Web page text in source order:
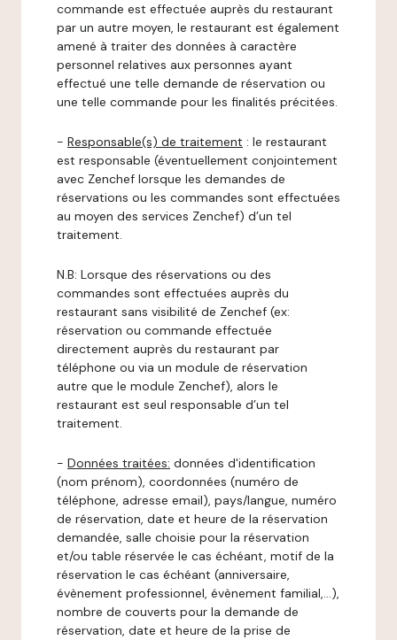
commande est effectuée auprès du restaurant
par un autre moyen, le restaurant est également
amené à traiter des données à caractère
personnel relatives aux personnes ayant
effectué une telle demande de réservation ou
une telle commande pour les finalités précitées.
- Responsable(s) de traitement : le restaurant
est responsable (éventuellement conjointement
avec Zenchef lorsque les demandes de
réservations ou les commandes sont effectuées
au moyen des services Zenchef) d’un tel
traitement.
N.B: Lorsque des réservations ou des
commandes sont effectuées auprès du
restaurant sans visibilité de Zenchef (ex:
réservation ou commande effectuée
directement auprès du restaurant par
téléphone ou via un module de réservation
autre que le module Zenchef), alors le
restaurant est seul responsable d’un tel
traitement.
- Données traitées: données d'identification
(nom prénom), coordonnées (numéro de
téléphone, adresse email), pays/langue, numéro
de réservation, date et heure de la réservation
demandée, salle choisie pour la réservation
et/ou table réservée le cas échéant, motif de la
réservation le cas échéant (anniversaire,
évènement professionnel, évènement familial,…),
nombre de couverts pour la demande de
réservation, date et heure de la prise de